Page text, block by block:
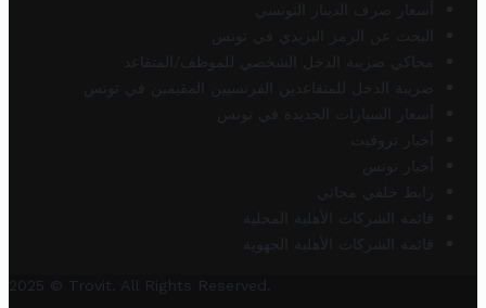
أسعار صرف الدينار التونسي
البحث عن الرمز البريدي في تونس
محاكي ضريبة الدخل الشخصي للموظف/المتقاعد
ضريبة الدخل للمتقاعدين الفرنسيين المقيمين في تونس
أسعار السيارات الجديدة في تونس
أخبار تروفيت
أخبار تونس
رابط خلفي مجاني
قائمة الشركات الأهلية المحلية
قائمة الشركات الأهلية الجهوية
2025 © Trovit. All Rights Reserved.